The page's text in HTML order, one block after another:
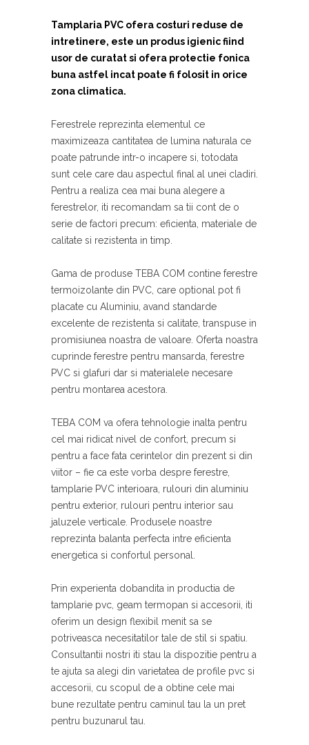
Tamplaria PVC ofera costuri reduse de
intretinere, este un produs igienic fiind
usor de curatat si ofera protectie fonica
buna astfel incat poate fi folosit in orice
zona climatica.
Ferestrele reprezinta elementul ce
maximizeaza cantitatea de lumina naturala ce
poate patrunde intr-o incapere si, totodata
sunt cele care dau aspectul final al unei cladiri.
Pentru a realiza cea mai buna alegere a
ferestrelor, iti recomandam sa tii cont de o
serie de factori precum: eficienta, materiale de
calitate si rezistenta in timp.
Gama de produse TEBA COM contine ferestre
termoizolante din PVC, care optional pot fi
placate cu Aluminiu, avand standarde
excelente de rezistenta si calitate, transpuse in
promisiunea noastra de valoare. Oferta noastra
cuprinde ferestre pentru mansarda, ferestre
PVC si glafuri dar si materialele necesare
pentru montarea acestora.
TEBA COM va ofera tehnologie inalta pentru
cel mai ridicat nivel de confort, precum si
pentru a face fata cerintelor din prezent si din
viitor – fie ca este vorba despre ferestre,
tamplarie PVC interioara, rulouri din aluminiu
pentru exterior, rulouri pentru interior sau
jaluzele verticale. Produsele noastre
reprezinta balanta perfecta intre eficienta
energetica si confortul personal.
Prin experienta dobandita in productia de
tamplarie pvc, geam termopan si accesorii, iti
oferim un design flexibil menit sa se
potriveasca necesitatilor tale de stil si spatiu.
Consultantii nostri iti stau la dispozitie pentru a
te ajuta sa alegi din varietatea de profile pvc si
accesorii, cu scopul de a obtine cele mai
bune rezultate pentru caminul tau la un pret
pentru buzunarul tau.